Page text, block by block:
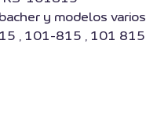
y modelos varios
, 101-815 , 101 815